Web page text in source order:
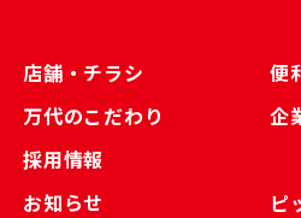
店舗・チラシ
便
万代のこだわり
企
採用情報
お知らせ
ピ